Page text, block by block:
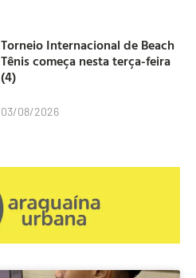
Torneio Internacional de Beach
Tênis começa nesta terça-feira
(4)
03/08/2026